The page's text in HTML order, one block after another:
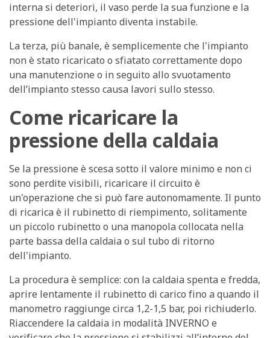
interna si deteriori, il vaso perde la sua funzione e la
pressione dell'impianto diventa instabile.
La terza, più banale, è semplicemente che l'impianto
non è stato ricaricato o sfiatato correttamente dopo
una manutenzione o in seguito allo svuotamento
dell’impianto stesso causa lavori sullo stesso.
Come ricaricare la
pressione della caldaia
Se la pressione è scesa sotto il valore minimo e non ci
sono perdite visibili, ricaricare il circuito è
un'operazione che si può fare autonomamente. Il punto
di ricarica è il rubinetto di riempimento, solitamente
un piccolo rubinetto o una manopola collocata nella
parte bassa della caldaia o sul tubo di ritorno
dell'impianto.
La procedura è semplice: con la caldaia spenta e fredda,
aprire lentamente il rubinetto di carico fino a quando il
manometro raggiunge circa 1,2-1,5 bar, poi richiuderlo.
Riaccendere la caldaia in modalità INVERNO e